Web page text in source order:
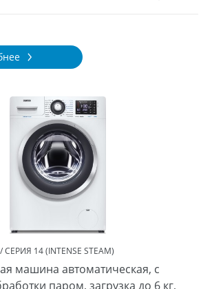
14 (INTENSE STEAM)
машина автоматическая, с
паром, загрузка до 6 кг,